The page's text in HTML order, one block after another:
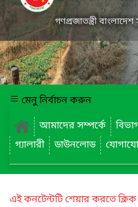
গণপ্রজাতন্ত্রী
মেনু নির্বাচন করুন
আমাদের সম্পর্কে
গ্যালারী
ডাউনলোড
এই কনটেন্টটি শেয়ার করতে